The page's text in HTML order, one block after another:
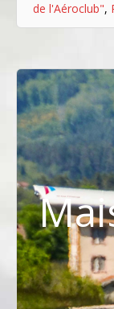
de l'Aéroclub",